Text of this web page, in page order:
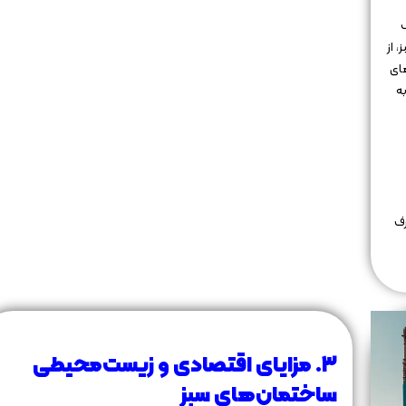
از
۳. مزایای اقتصادی و زیست‌محیطی
ساختمان‌های سبز